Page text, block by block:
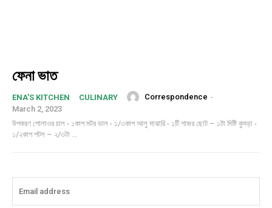
ফেনা ভাত
ENA'S KITCHEN CULINARY Correspondence -
March 2, 2023
উপকরণ পোলাওর চাল - ১কাপ মটর ডাল - ১/৩কাপ আলু মাঝারি - ১টি গাজর ছোট – ১টা মিষ্টি কুমড়া -
১/২কাপ পটল – ২/৩টা ...